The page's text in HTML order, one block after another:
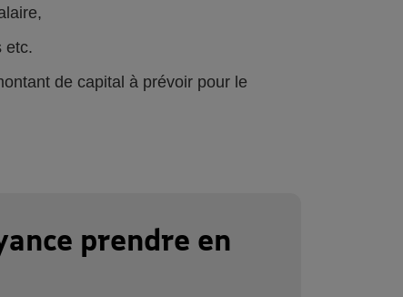
etc.
de capital à prévoir pour le
prendre en